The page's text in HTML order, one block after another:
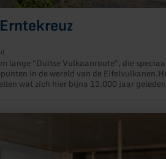
lange "Duitse Vulkaanroute", die
in de wereld van de
wat zich hier bijna 13.000 jaar
explosie doet de omgeving schudden,
hoeveelheden as en puimsteen worden